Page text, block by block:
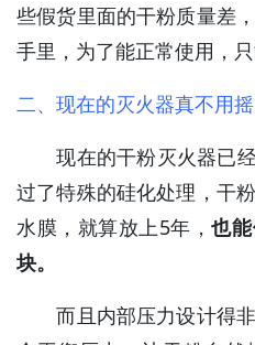
些假货里面的干粉质量差
手里，为了能正常使用，只
二、现在的灭火器真不用摇
现在的干粉灭火器已经
过了特殊的硅化处理，干
水膜，就算放上5年，也
块。
而且内部压力设计得非